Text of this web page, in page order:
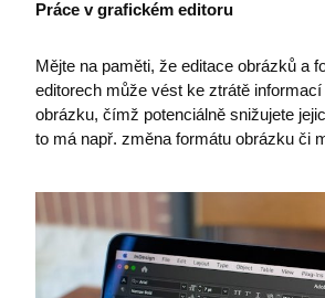
Práce v grafickém editoru
Mějte na paměti, že editace obrázků a
editorech může vést ke ztrátě
obrázku, čímž potenciálně snižujete
to má např. změna formátu obrázku či